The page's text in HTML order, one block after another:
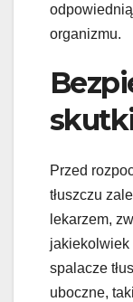
organizmu.
Przed
tłuszczu
lekarzem,
jakiekolwiek
spalacze
uboczne,